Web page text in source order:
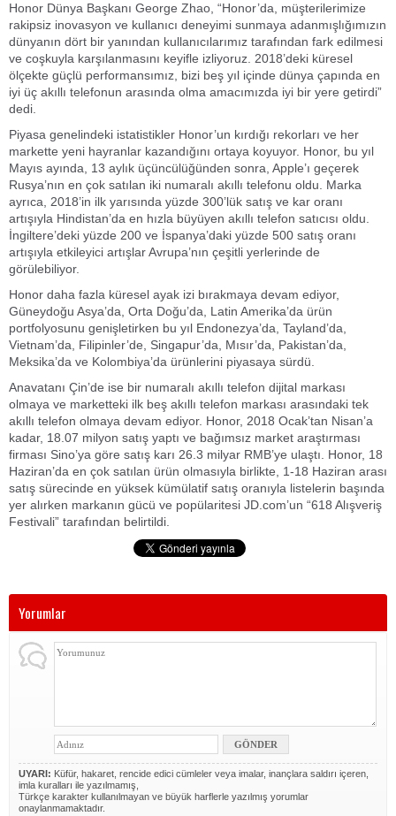
Honor Dünya Başkanı George Zhao, “Honor’da, müşterilerimize
rakipsiz inovasyon ve kullanıcı deneyimi sunmaya adanmışlığımızın
dünyanın dört bir yanından kullanıcılarımız tarafından fark edilmesi
ve coşkuyla karşılanmasını keyifle izliyoruz. 2018’deki küresel
ölçekte güçlü performansımız, bizi beş yıl içinde dünya çapında en
iyi üç akıllı telefonun arasında olma amacımızda iyi bir yere getirdi”
dedi.
Piyasa genelindeki istatistikler Honor’un kırdığı rekorları ve her
markette yeni hayranlar kazandığını ortaya koyuyor. Honor, bu yıl
Mayıs ayında, 13 aylık üçüncülüğünden sonra, Apple’ı geçerek
Rusya’nın en çok satılan iki numaralı akıllı telefonu oldu. Marka
ayrıca, 2018’in ilk yarısında yüzde 300’lük satış ve kar oranı
artışıyla Hindistan’da en hızla büyüyen akıllı telefon satıcısı oldu.
İngiltere’deki yüzde 200 ve İspanya’daki yüzde 500 satış oranı
artışıyla etkileyici artışlar Avrupa’nın çeşitli yerlerinde de
görülebiliyor.
Honor daha fazla küresel ayak izi bırakmaya devam ediyor,
Güneydoğu Asya’da, Orta Doğu’da, Latin Amerika’da ürün
portfolyosunu genişletirken bu yıl Endonezya’da, Tayland’da,
Vietnam’da, Filipinler’de, Singapur’da, Mısır’da, Pakistan’da,
Meksika’da ve Kolombiya’da ürünlerini piyasaya sürdü.
Anavatanı Çin’de ise bir numaralı akıllı telefon dijital markası
olmaya ve marketteki ilk beş akıllı telefon markası arasındaki tek
akıllı telefon olmaya devam ediyor. Honor, 2018 Ocak’tan Nisan’a
kadar, 18.07 milyon satış yaptı ve bağımsız market araştırması
firması Sino’ya göre satış karı 26.3 milyar RMB’ye ulaştı. Honor, 18
Haziran’da en çok satılan ürün olmasıyla birlikte, 1-18 Haziran arası
satış sürecinde en yüksek kümülatif satış oranıyla listelerin başında
yer alırken markanın gücü ve popülaritesi JD.com’un “618 Alışveriş
Festivali” tarafından belirtildi.
Yorumlar
UYARI: Küfür, hakaret, rencide edici cümleler veya imalar, inançlara saldırı içeren,
imla kuralları ile yazılmamış,
Türkçe karakter kullanılmayan ve büyük harflerle yazılmış yorumlar
onaylanmamaktadır.